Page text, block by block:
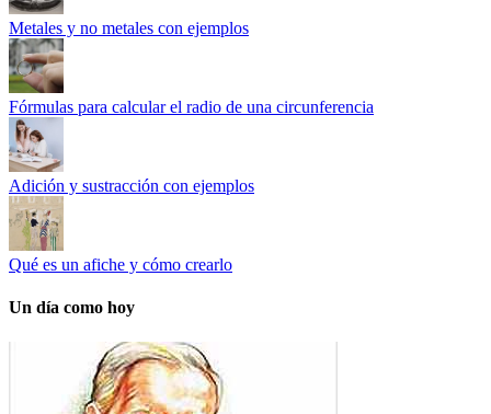
Metales y no metales con ejemplos
Fórmulas para calcular el radio de una circunferencia
Adición y sustracción con ejemplos
Qué es un afiche y cómo crearlo
Un día como hoy